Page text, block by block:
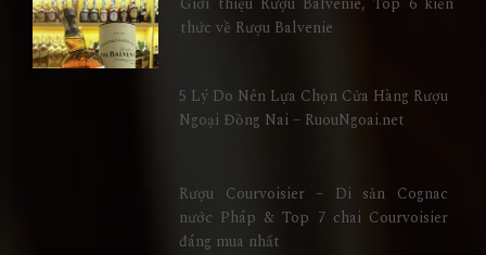
thức về Rượu Balvenie
5 Lý Do Nên Lựa Chọn Cửa Hàng Rượu
Ngoại Đồng Nai – RuouNgoai.net
Rượu Courvoisier – Di sản Cognac
nước Pháp & Top 7 chai Courvoisier
đáng mua nhất